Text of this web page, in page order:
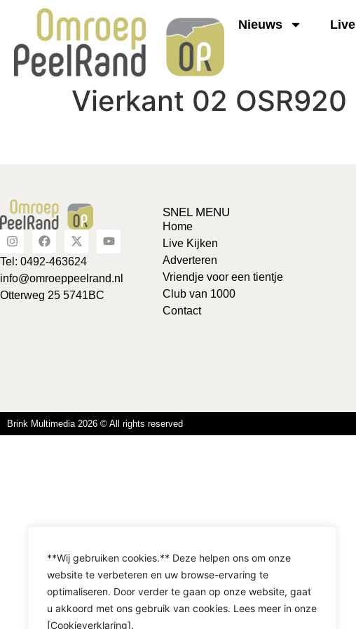
**Wij gebruiken cookies.** Deze helpen ons om onze
website te verbeteren en uw browse-ervaring te
optimaliseren. Door verder te gaan op onze website, gaat
u akkoord met ons gebruik van cookies. Lees meer in onze
[Cookieverklaring].
Nieuws Live
Vierkant 02 OSR920
Tel: 0492-463624
info@omroeppeelrand.nl
Otterweg 25 5741BC
SNEL MENU
Home
Live Kijken
Adverteren
Vriendje voor een tientje
Club van 1000
Contact
Brink Multimedia 2026 © All rights reserved